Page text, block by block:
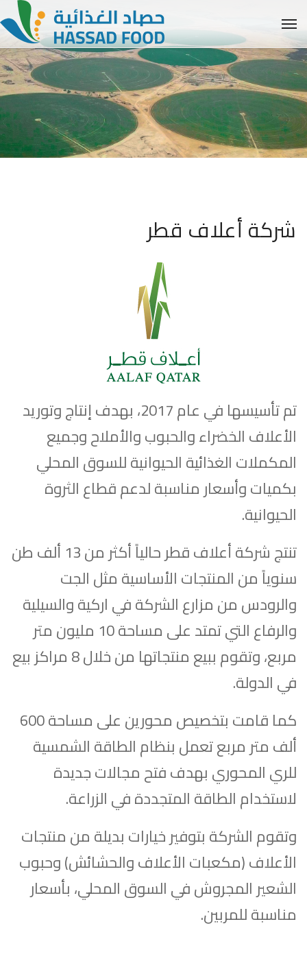
شركة أعلاف قطر
تم تأسيسها في عام 2017، بهدف إنتاج وتوريد
الأعلاف الخضراء والحبوب والأملاح وجميع
المكملات الغذائية الحيوانية للسوق المحلي
بكميات وأسعار مناسبة لدعم قطاع الثروة
الحيوانية.
تنتج شركة أعلاف قطر حالياً أكثر من 13 ألف طن
سنوياً من المنتجات الأساسية مثل الجت
والرودس من مزارع الشركة في اركية والسيلية
والرفاع التي تمتد على مساحة 10 مليون متر
مربع، وتقوم ببيع منتجاتها من خلال 8 مراكز بيع
في الدولة.
كما قامت بتخصيص محورين على مساحة 600
ألف متر مربع تعمل بنظام الطاقة الشمسية
للري المحوري بهدف فتح مجالات جديدة
لاستخدام الطاقة المتجددة في الزراعة.
وتقوم الشركة بتوفير خيارات بديلة من منتجات
الأعلاف (مكعبات الأعلاف والحشائش) وحبوب
الشعير المجروش في السوق المحلي، بأسعار
مناسبة للمربين.